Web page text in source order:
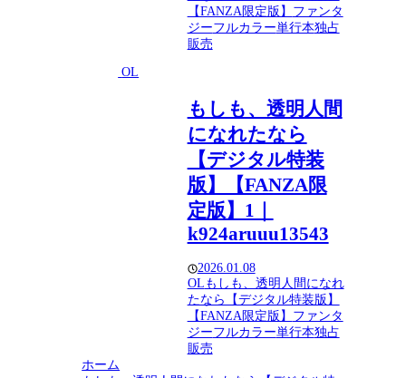
【FANZA限定版】 ファンタ
ジーフルカラー単行本独占
販売
OL
もしも、透明人間
になれたなら
【デジタル特装
版】【FANZA限
定版】1｜
k924aruuu13543
2026.01.08
OL もしも、透明人間になれ
たなら【デジタル特装版】
【FANZA限定版】 ファンタ
ジーフルカラー単行本独占
販売
ホーム